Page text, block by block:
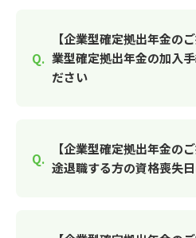
【企業型確定拠出年金の
業型確定拠出年金の加入
ださい
【企業型確定拠出年金の
途退職する方の資格喪失